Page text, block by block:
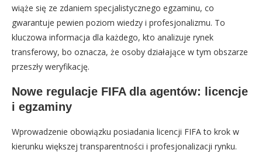
wiąże się ze zdaniem specjalistycznego egzaminu, co
gwarantuje pewien poziom wiedzy i profesjonalizmu. To
kluczowa informacja dla każdego, kto analizuje rynek
transferowy, bo oznacza, że osoby działające w tym obszarze
przeszły weryfikację.
Nowe regulacje FIFA dla agentów: licencje
i egzaminy
Wprowadzenie obowiązku posiadania licencji FIFA to krok w
kierunku większej transparentności i profesjonalizacji rynku.